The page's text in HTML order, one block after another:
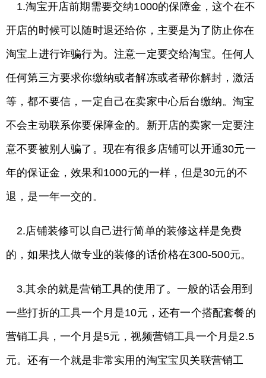
1.淘宝开店前期需要交纳1000的保障金，这个在不
开店的时候可以随时退还给你，主要是为了防止你在
淘宝上进行诈骗行为。注意一定要交给淘宝。任何人
任何第三方要求你缴纳或者解冻或者帮你解封，激活
等，都不要信，一定自己在卖家中心后台缴纳。淘宝
不会主动联系你要保障金的。新开店的卖家一定要注
意不要被别人骗了。现在有很多店铺可以开通30元一
年的保证金，效果和1000元的一样，但是30元的不
退，是一年一交的。
2.店铺装修可以自己进行简单的装修这样是免费
的，如果找人做专业的装修的话价格在300-500元。
3.其余的就是营销工具的使用了。一般的话会用到
一些打折的工具一个月是10元，还有一个搭配套餐的
营销工具，一个月是5元，视频营销工具一个月是2.5
元。还有一个就是非常实用的淘宝宝贝关联营销工